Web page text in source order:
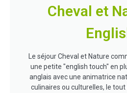
Cheval et
Le séjour Cheval et Nature
une petite "english touch" en
anglais avec une animatrice
culinaires ou culturelles, le